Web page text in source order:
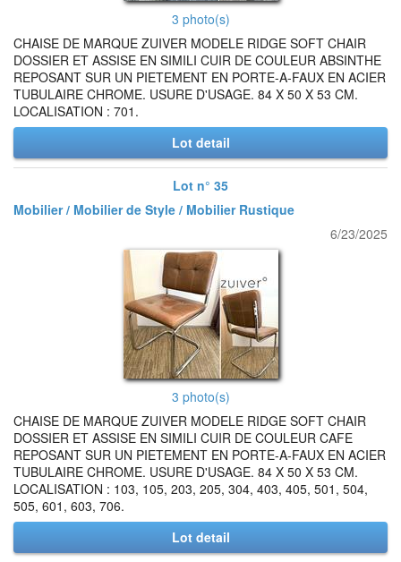
3 photo(s)
CHAISE DE MARQUE ZUIVER MODELE RIDGE SOFT CHAIR
DOSSIER ET ASSISE EN SIMILI CUIR DE COULEUR ABSINTHE
REPOSANT SUR UN PIETEMENT EN PORTE-A-FAUX EN ACIER
TUBULAIRE CHROME. USURE D'USAGE. 84 X 50 X 53 CM.
LOCALISATION : 701.
Lot detail
Lot n° 35
Mobilier / Mobilier de Style / Mobilier Rustique
6/23/2025
3 photo(s)
CHAISE DE MARQUE ZUIVER MODELE RIDGE SOFT CHAIR
DOSSIER ET ASSISE EN SIMILI CUIR DE COULEUR CAFE
REPOSANT SUR UN PIETEMENT EN PORTE-A-FAUX EN ACIER
TUBULAIRE CHROME. USURE D'USAGE. 84 X 50 X 53 CM.
LOCALISATION : 103, 105, 203, 205, 304, 403, 405, 501, 504,
505, 601, 603, 706.
Lot detail